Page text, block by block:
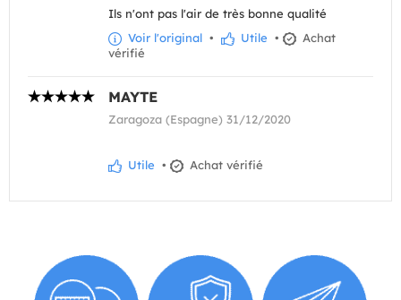
Ils n'ont pas l'air de très bonne qualité
Voir l'original • Utile •
Achat
vérifié
MAYTE
Zaragoza (Espagne) 31/12/2020
Utile • Achat vérifié